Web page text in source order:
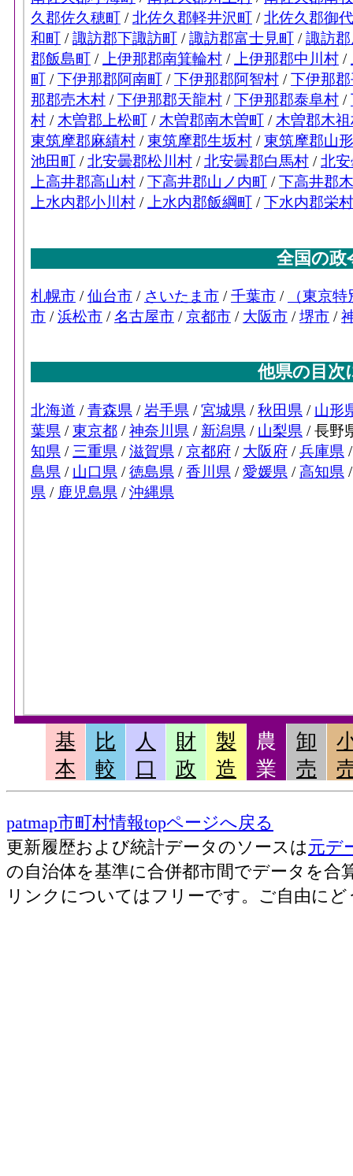
基
本
比
較
人
口
財
政
製
造
農
業
卸
売
patmap市町村情報topページへ戻る
更新履歴および統計データのソースは元デ
の自治体を基準に合併都市間でデータを合
リンクについてはフリーです。ご自由にど